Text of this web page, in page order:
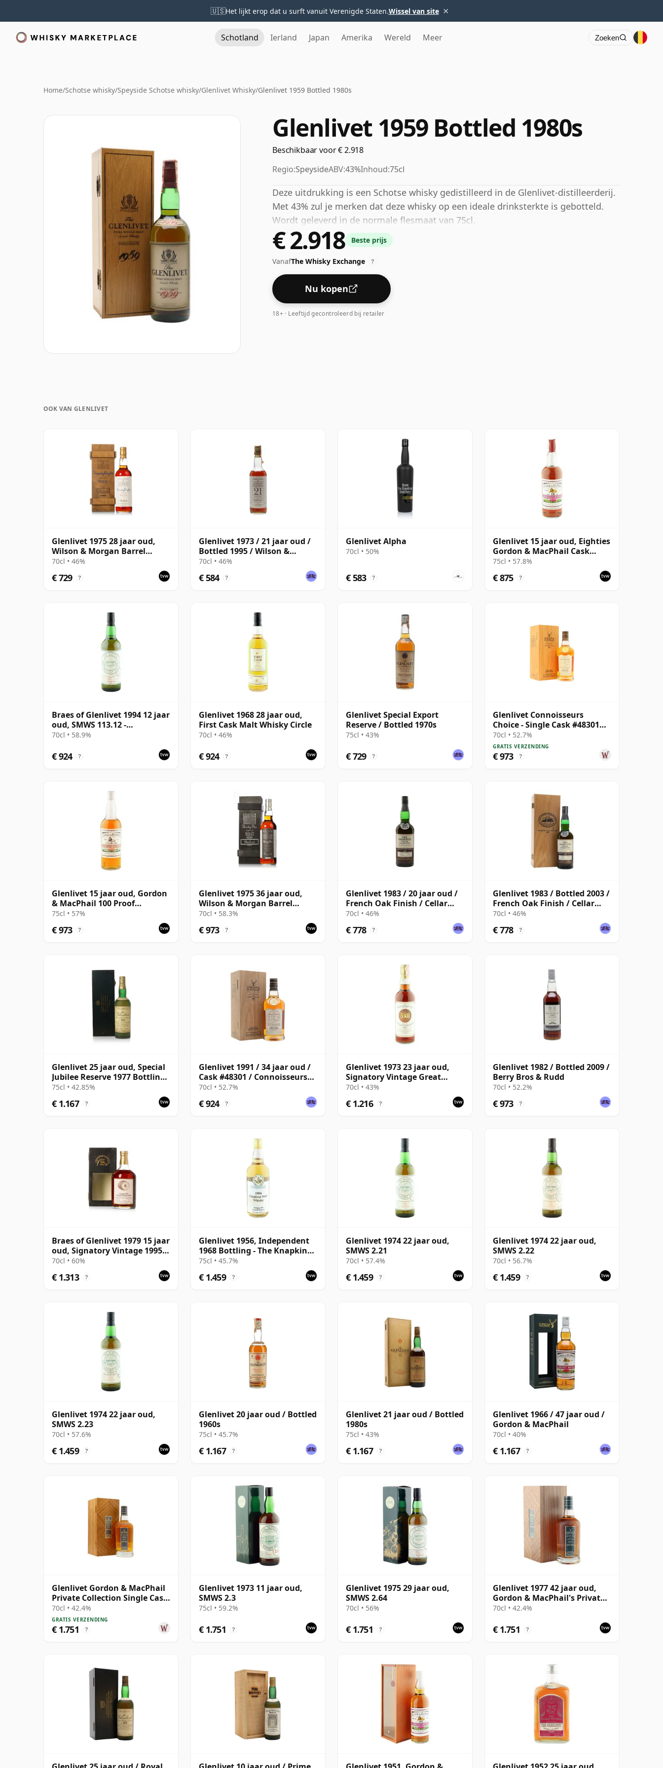
🇺🇸Het lijkt erop dat u surft vanuit Verenigde Staten.Wissel van site ×
Schotland Ierland Japan Amerika Wereld Meer Zoeken
Home/Schotse whisky/Speyside Schotse whisky/Glenlivet Whisky/Glenlivet 1959 Bottled 1980s
Glenlivet 1959 Bottled 1980s
Beschikbaar voor € 2.918
Regio:SpeysideABV:43%Inhoud:75cl
Deze uitdrukking is een Schotse whisky gedistilleerd in de Glenlivet-distilleerderij.
Met 43% zul je merken dat deze whisky op een ideale drinksterkte is gebotteld.
Wordt geleverd in de normale flesmaat van 75cl.
€ 2.918 Beste prijs
VanafThe Whisky Exchange ?
Nu kopen
18+ · Leeftijd gecontroleerd bij retailer
OOK VAN GLENLIVET
Glenlivet 1975 28 jaar oud,
Wilson & Morgan Barrel
Selection 2003 Bottling with
70cl • 46%
€ 729 ?
Glenlivet 1973 / 21 jaar oud /
Bottled 1995 / Wilson &
Morgan
70cl • 46%
€ 584 ?
Glenlivet Alpha
70cl • 50%
€ 583 ?
Glenlivet 15 jaar oud, Eighties
Gordon & MacPhail Cask
Strength
75cl • 57.8%
€ 875 ?
Braes of Glenlivet 1994 12 jaar
oud, SMWS 113.12 -
Refreshingly Minty
70cl • 58.9%
€ 924 ?
Glenlivet 1968 28 jaar oud,
First Cask Malt Whisky Circle
70cl • 46%
€ 924 ?
Glenlivet Special Export
Reserve / Bottled 1970s
75cl • 43%
€ 729 ?
Glenlivet Connoisseurs
Choice - Single Cask #48301
1991 34 jaar oud
70cl • 52.7%
GRATIS VERZENDING
€ 973 ?
Glenlivet 15 jaar oud, Gordon
& MacPhail 100 Proof
Seventies Bottling
75cl • 57%
€ 973 ?
Glenlivet 1975 36 jaar oud,
Wilson & Morgan Barrel
Selection 2012 Bottling with
70cl • 58.3%
€ 973 ?
Glenlivet 1983 / 20 jaar oud /
French Oak Finish / Cellar
Collection
70cl • 46%
€ 778 ?
Glenlivet 1983 / Bottled 2003 /
French Oak Finish / Cellar
Collection
70cl • 46%
€ 778 ?
Glenlivet 25 jaar oud, Special
Jubilee Reserve 1977 Bottling
with Wooden Case
75cl • 42.85%
€ 1.167 ?
Glenlivet 1991 / 34 jaar oud /
Cask #48301 / Connoisseurs
Choice
70cl • 52.7%
€ 924 ?
Glenlivet 1973 23 jaar oud,
Signatory Vintage Great
Sherry Butt 3301
70cl • 43%
€ 1.216 ?
Glenlivet 1982 / Bottled 2009 /
Berry Bros & Rudd
70cl • 52.2%
€ 973 ?
Braes of Glenlivet 1979 15 jaar
oud, Signatory Vintage 1995
Bottling with Case - Cask
70cl • 60%
€ 1.313 ?
Glenlivet 1956, Independent
1968 Bottling - The Knapkin
Syndicate
75cl • 45.7%
€ 1.459 ?
Glenlivet 1974 22 jaar oud,
SMWS 2.21
70cl • 57.4%
€ 1.459 ?
Glenlivet 1974 22 jaar oud,
SMWS 2.22
70cl • 56.7%
€ 1.459 ?
Glenlivet 1974 22 jaar oud,
SMWS 2.23
70cl • 57.6%
€ 1.459 ?
Glenlivet 20 jaar oud / Bottled
1960s
75cl • 45.7%
€ 1.167 ?
Glenlivet 21 jaar oud / Bottled
1980s
75cl • 43%
€ 1.167 ?
Glenlivet 1966 / 47 jaar oud /
Gordon & MacPhail
70cl • 40%
€ 1.167 ?
Glenlivet Gordon & MacPhail
Private Collection Single Cask
# 1977 33 jaar oud
70cl • 42.4%
GRATIS VERZENDING
€ 1.751 ?
Glenlivet 1973 11 jaar oud,
SMWS 2.3
75cl • 59.2%
€ 1.751 ?
Glenlivet 1975 29 jaar oud,
SMWS 2.64
70cl • 56%
€ 1.751 ?
Glenlivet 1977 42 jaar oud,
Gordon & MacPhail's Private
Collection
70cl • 42.4%
€ 1.751 ?